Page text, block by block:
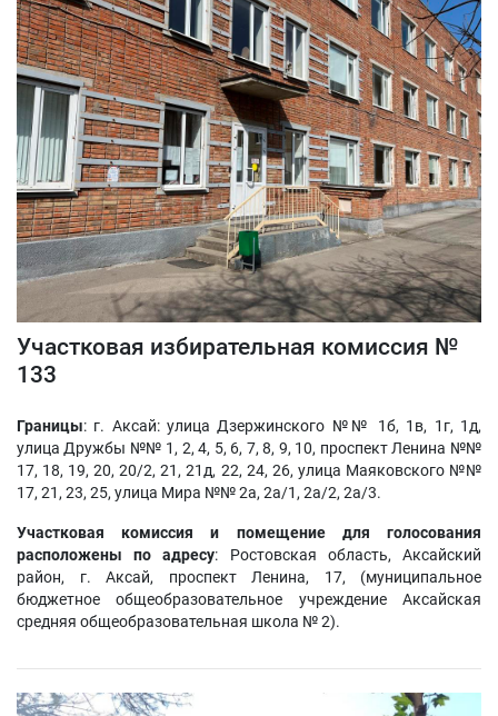
Участковая избирательная комиссия №
133
Границы: г. Аксай: улица Дзержинского №№ 1б, 1в, 1г, 1д,
улица Дружбы №№ 1, 2, 4, 5, 6, 7, 8, 9, 10, проспект Ленина №№
17, 18, 19, 20, 20/2, 21, 21д, 22, 24, 26, улица Маяковского №№
17, 21, 23, 25, улица Мира №№ 2а, 2а/1, 2а/2, 2а/3.
Участковая комиссия и помещение для голосования
расположены по адресу: Ростовская область, Аксайский
район, г. Аксай, проспект Ленина, 17, (муниципальное
бюджетное общеобразовательное учреждение Аксайская
средняя общеобразовательная школа № 2).